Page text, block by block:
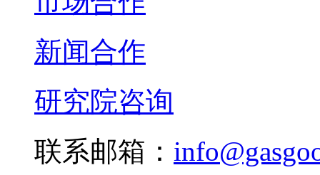
新闻合作
研究院咨询
联系邮箱：